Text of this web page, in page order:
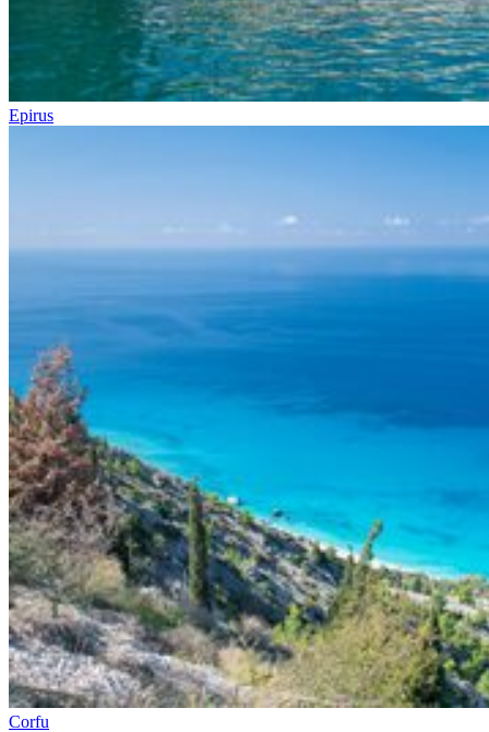
Epirus
Corfu